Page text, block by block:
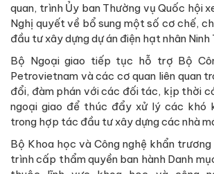
quan, trình Ủy ban Thường vụ Quốc hội
Nghị quyết về bổ sung một số cơ chế,
đầu tư xây dựng dự án điện hạt nhân Ninh
Bộ Ngoại giao tiếp tục hỗ trợ Bộ
Petrovietnam và các cơ quan liên quan
đổi, đàm phán với các đối tác, kịp thời
ngoại giao để thúc đẩy xử lý các khó
trong hợp tác đầu tư xây dựng các nhà
Bộ Khoa học và Công nghệ khẩn
trình cấp thẩm quyền ban hành Danh